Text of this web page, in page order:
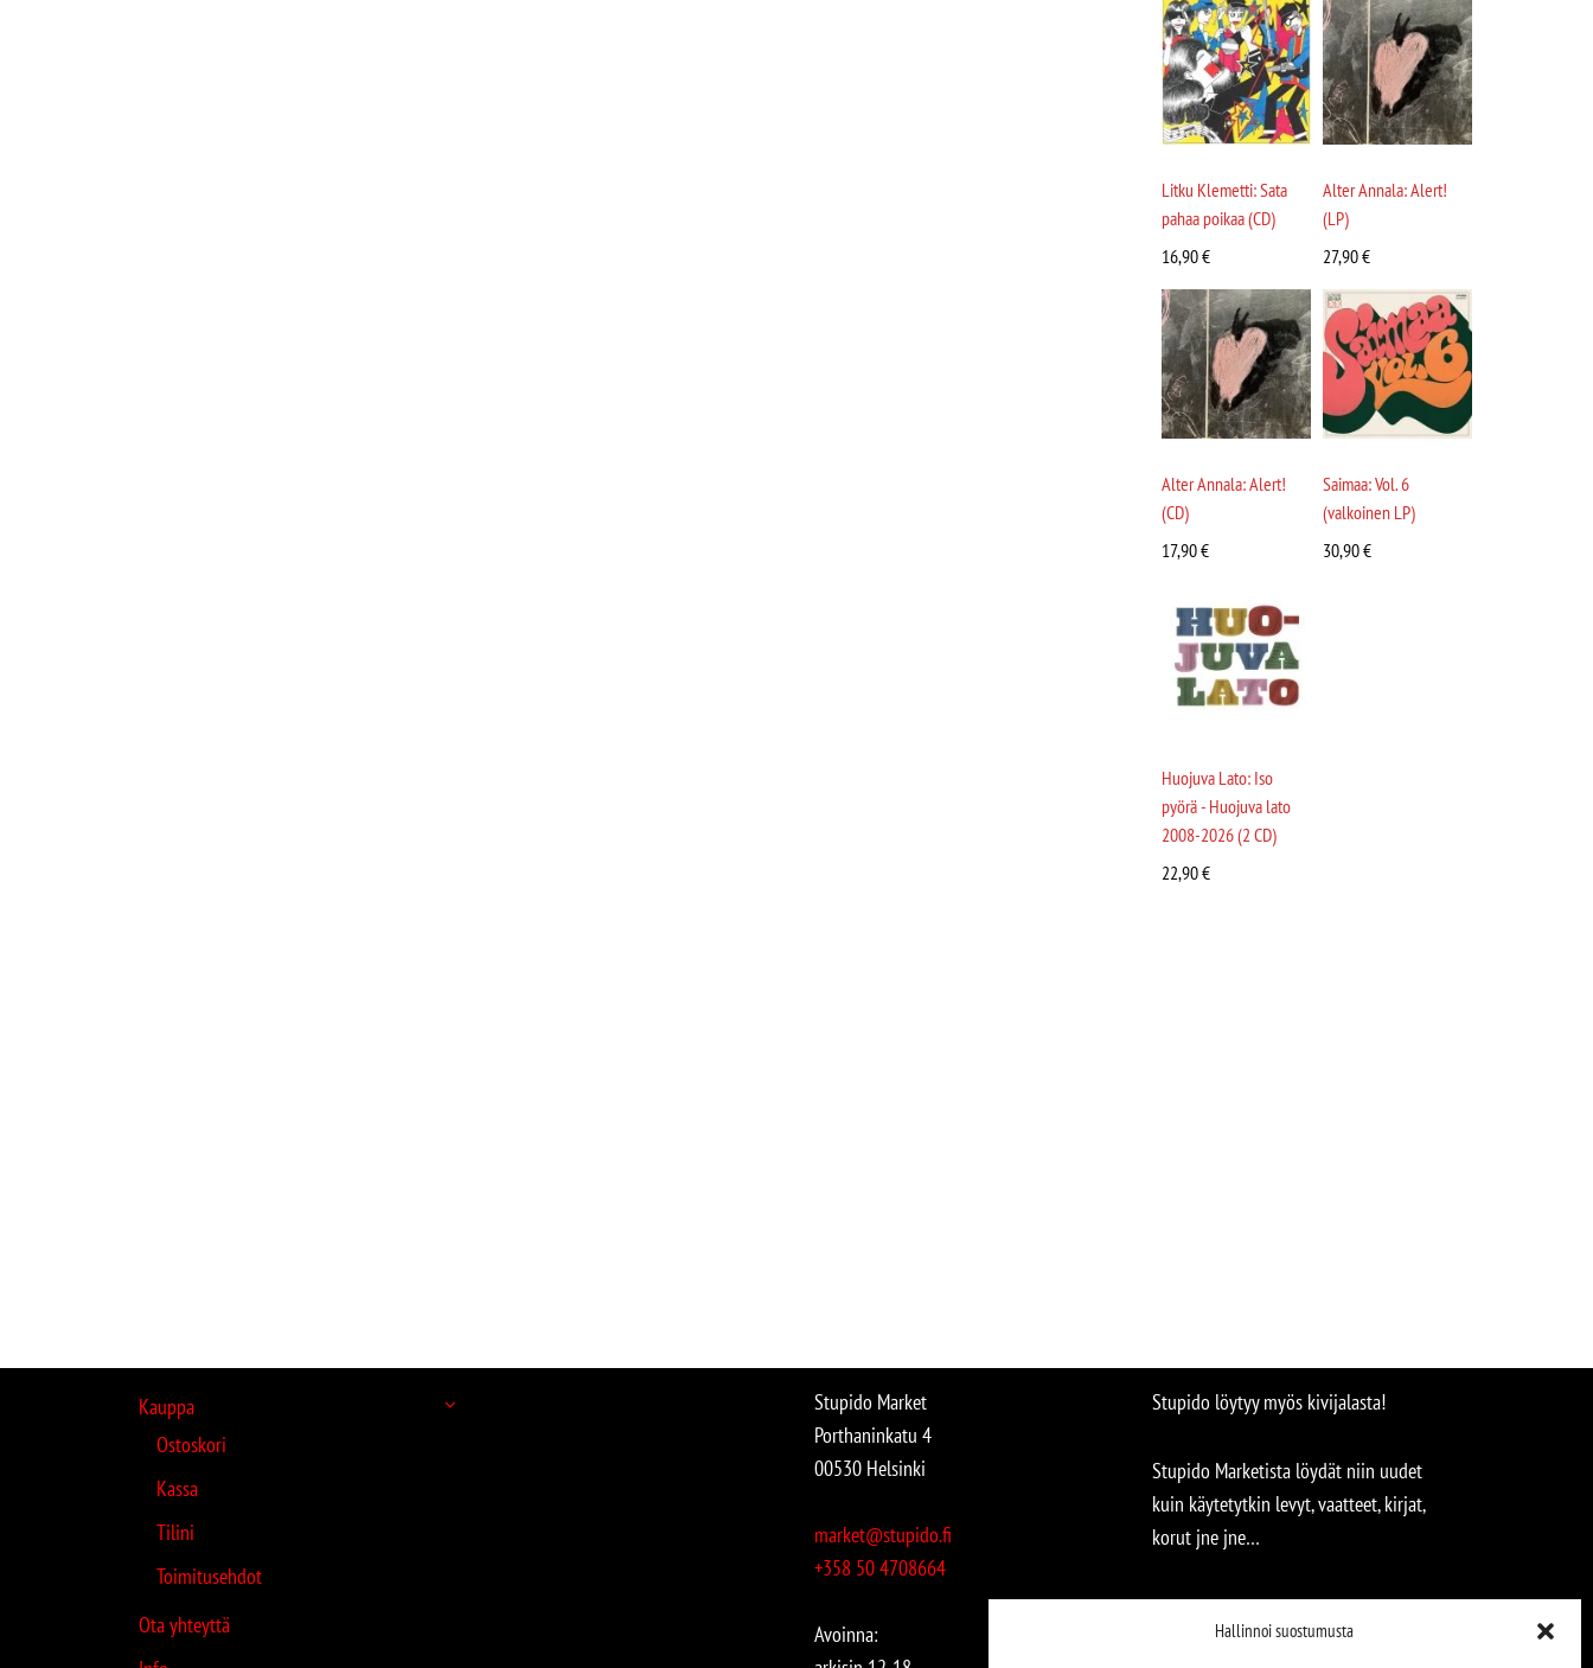
Hallinnoi suostumusta
Litku Klemetti: Sata
pahaa poikaa (CD)
16,90€
Alter Annala: Alert!
(LP)
27,90€
Alter Annala: Alert!
(CD)
17,90€
Saimaa: Vol. 6
(valkoinen LP)
30,90€
Huojuva Lato: Iso
pyörä - Huojuva lato
2008-2026 (2 CD)
22,90€
Kauppa
Ostoskori
Kassa
Tilini
Toimitusehdot
Ota yhteyttä
Stupido Market
Porthaninkatu 4
00530 Helsinki
market@stupido.fi
+358 50 4708664
Avoinna:
Stupido löytyy myös kivijalasta!
Stupido Marketista löydät niin uudet
kuin käytetytkin levyt, vaatteet, kirjat,
korut jne jne…